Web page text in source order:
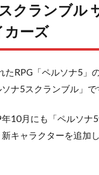
クランブル
カーズ
たRPG「ペルソナ5」
ナ5スクランブル」で
10月にも「ペルソナ5
キャラクターを追加